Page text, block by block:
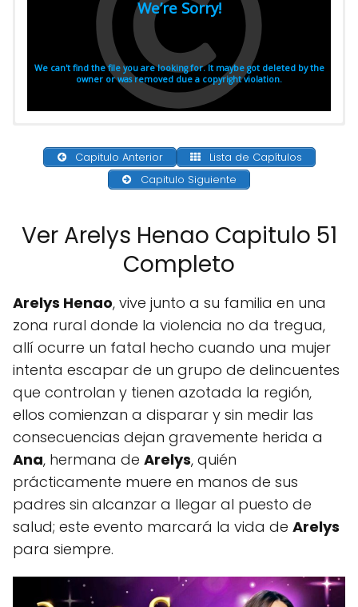
Capitulo Anterior
Lista de Capítulos
Capitulo Siguiente
Ver Arelys Henao Capitulo 51
Completo
Arelys Henao, vive junto a su familia en una
zona rural donde la violencia no da tregua,
allí ocurre un fatal hecho cuando una mujer
intenta escapar de un grupo de delincuentes
que controlan y tienen azotada la región,
ellos comienzan a disparar y sin medir las
consecuencias dejan gravemente herida a
Ana, hermana de Arelys, quién
prácticamente muere en manos de sus
padres sin alcanzar a llegar al puesto de
salud; este evento marcará la vida de Arelys
para siempre.